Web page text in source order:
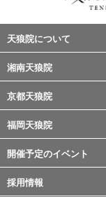
天狼院について
湘南天狼院
京都天狼院
福岡天狼院
開催予定のイベント
採用情報